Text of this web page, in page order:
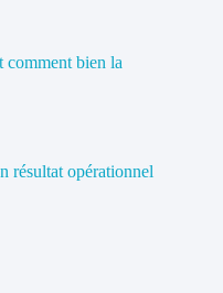
comment bien la
résultat opérationnel